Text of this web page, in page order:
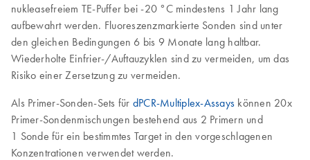
nukleasefreiem TE‑Puffer bei -20 °C mindestens 1 Jahr lang
aufbewahrt werden. Fluoreszenzmarkierte Sonden sind unter
den gleichen Bedingungen 6 bis 9 Monate lang haltbar.
Wiederholte Einfrier-/Auftauzyklen sind zu vermeiden, um das
Risiko einer Zersetzung zu vermeiden.
Als Primer-Sonden-Sets für dPCR-Multiplex-Assays können 20x
Primer-Sondenmischungen bestehend aus 2 Primern und
1 Sonde für ein bestimmtes Target in den vorgeschlagenen
Konzentrationen verwendet werden.